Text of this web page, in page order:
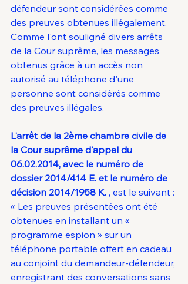
défendeur sont considérées comme
des preuves obtenues illégalement.
Comme l'ont souligné divers arrêts
de la Cour suprême, les messages
obtenus grâce à un accès non
autorisé au téléphone d'une
personne sont considérés comme
des preuves illégales.
L'arrêt de la 2ème chambre civile de
la Cour suprême d'appel du
06.02.2014, avec le numéro de
dossier 2014/414 E. et le numéro de
décision 2014/1958 K. , est le suivant :
« Les preuves présentées ont été
obtenues en installant un «
programme espion » sur un
téléphone portable offert en cadeau
au conjoint du demandeur-défendeur,
enregistrant des conversations sans